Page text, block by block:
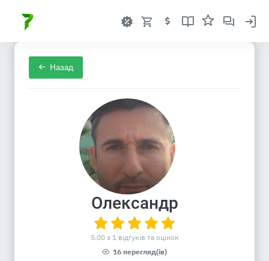
Назад
Олександр
5.00 з 1 відгуків та оцінок
16 перегляд(ів)